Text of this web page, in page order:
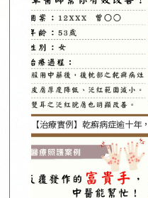
【治療實例】乾癬病症逾十年